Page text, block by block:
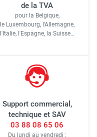
de la TVA
pour la Belgique,
le Luxembourg, l'Allemagne,
l'Italie, l'Espagne, la Suisse…
Support commercial,
technique et SAV
03 88 08 65 06
Du lundi au vendredi :